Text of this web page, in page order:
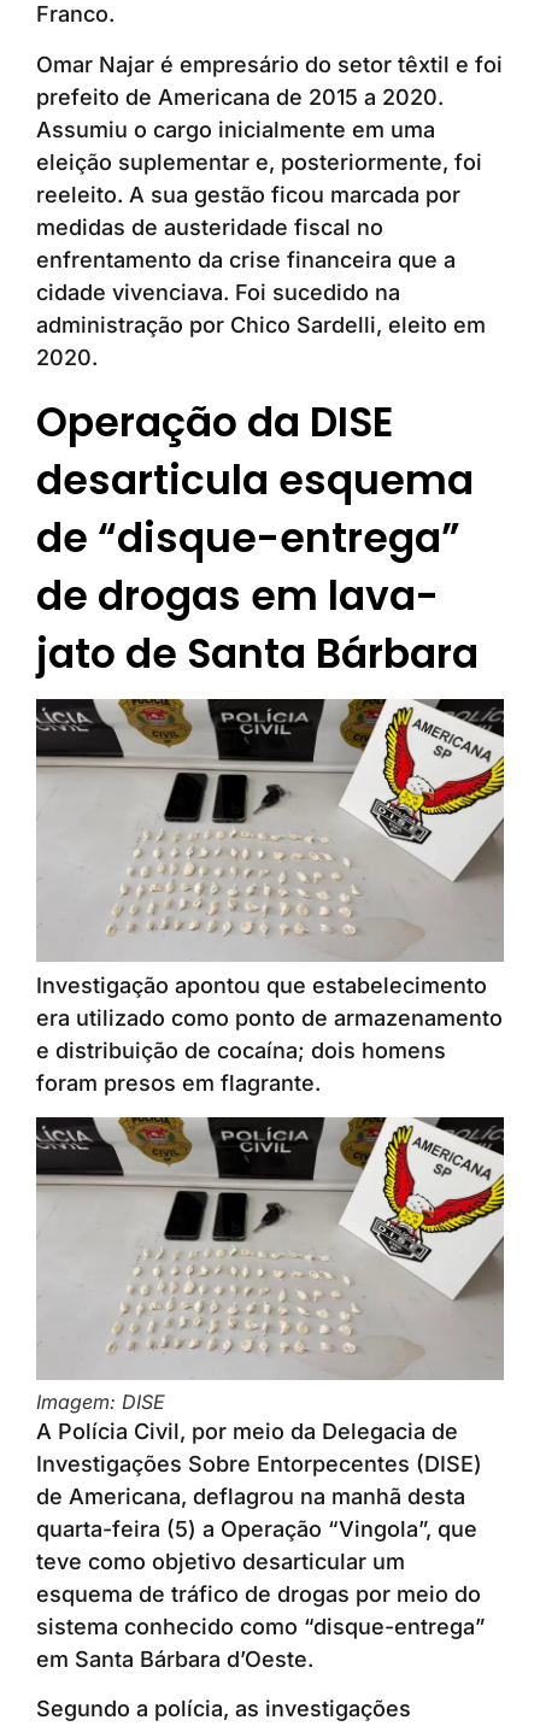
Franco.
Omar Najar é empresário do setor têxtil e foi
prefeito de Americana de 2015 a 2020.
Assumiu o cargo inicialmente em uma
eleição suplementar e, posteriormente, foi
reeleito. A sua gestão ficou marcada por
medidas de austeridade fiscal no
enfrentamento da crise financeira que a
cidade vivenciava. Foi sucedido na
administração por Chico Sardelli, eleito em
2020.
Operação da DISE
desarticula esquema
de “disque-entrega”
de drogas em lava-
jato de Santa Bárbara
Investigação apontou que estabelecimento
era utilizado como ponto de armazenamento
e distribuição de cocaína; dois homens
foram presos em flagrante.
Imagem: DISE
A Polícia Civil, por meio da Delegacia de
Investigações Sobre Entorpecentes (DISE)
de Americana, deflagrou na manhã desta
quarta-feira (5) a Operação “Vingola”, que
teve como objetivo desarticular um
esquema de tráfico de drogas por meio do
sistema conhecido como “disque-entrega”
em Santa Bárbara d’Oeste.
Segundo a polícia, as investigações